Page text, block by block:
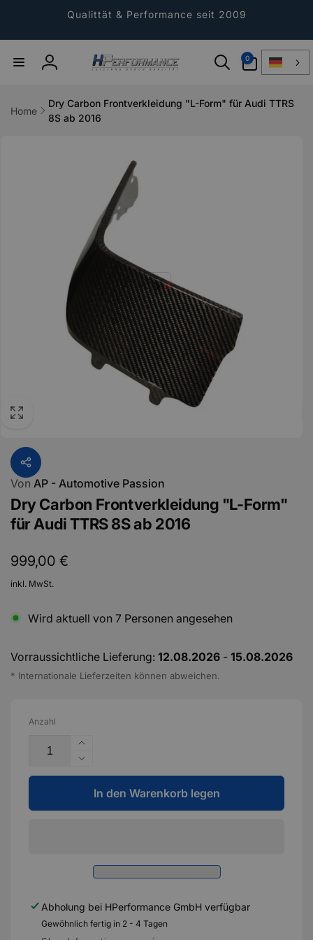
Qualittät & Performance seit 2009
Einloggen
0
Artikel
Home
Dry Carbon Frontverkleidung "L-Form" für Audi TTRS
8S ab 2016
Von AP - Automotive Passion
Dry Carbon Frontverkleidung "L-Form"
für Audi TTRS 8S ab 2016
Normaler
Preis
999,00 €
inkl. MwSt.
Wird aktuell von 7 Personen angesehen
Vorraussichtliche Lieferung: 12.08.2026 - 15.08.2026
* Internationale Lieferzeiten können abweichen.
Anzahl
Erhöhe
die
Menge
für
Dry
Form&quot;
für
TTRS
8S
Verringere
die
Menge
für
&quot;L-
Form&quot;
Audi
TTRS
In den Warenkorb legen
Abholung bei HPerformance GmbH verfügbar
Gewöhnlich fertig in 2 - 4 Tagen